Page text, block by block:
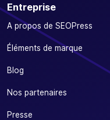
Entreprise
A propos de SEOPress
Éléments de marque
Blog
Nos partenaires
Presse